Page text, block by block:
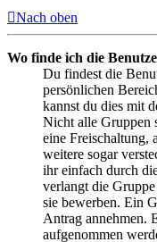
Nach oben
Wo finde ich die
Du findest die
persönlichen
kannst du dies mit
Nicht alle Gruppen
eine Freischaltung,
weitere sogar
ihr einfach durch
verlangt die
sie bewerben. Ein
Antrag annehmen.
aufgenommen